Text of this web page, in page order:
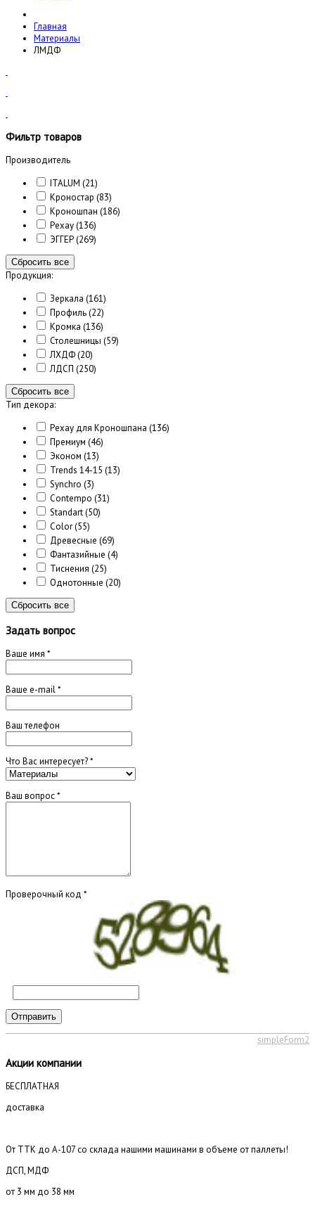
Главная
Материалы
ЛМДФ
Фильтр товаров
Производитель
ITALUM (21)
Кроностар (83)
Кроношпан (186)
Рехау(136)
ЭГГЕР(269)
Сбросить все
Продукция:
Зеркала (161)
Профиль(22)
Кромка (136)
Столешницы (59)
ЛХДФ(20)
ЛДСП (250)
Сбросить все
Тип декора:
Рехау для Кроношпана (136)
Премиум (46)
Эконом (13)
Trends 14-15 (13)
Synchro (3)
Contempo (31)
Standart(50)
Color(55)
Древесные (69)
Фантазийные (4)
Тиснения (25)
Однотонные (20)
Сбросить все
Задать вопрос
Ваше имя *
Ваше e-mail*
Ваш телефон
Что Вас интересует?*
Ваш вопрос*
Проверочный код *
Отправить
simpleForm2
Акции компании
БЕСПЛАТНАЯ
доставка
От ТТК до А-107 со склада нашими машинами в объеме от паллеты!
ДСП, МДФ
от 3 мм до 38 мм